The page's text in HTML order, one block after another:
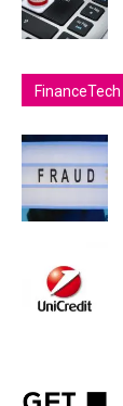
FinanceTech